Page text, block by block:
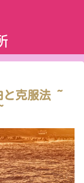
と克服法 ~